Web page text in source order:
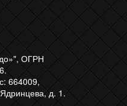
ОГРН
664009,
Ядринцева, д. 1.